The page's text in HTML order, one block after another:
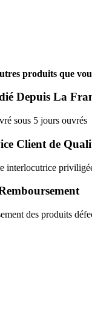
produits que
Depuis La
sous 5 jours ouvrés
Client de
interlocutrice
des produits